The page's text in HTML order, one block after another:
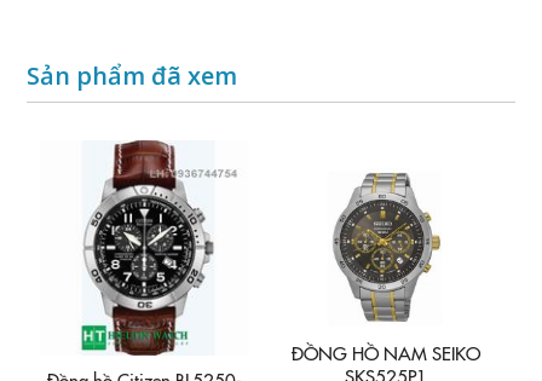
Sản phẩm đã xem
ĐỒNG HỒ NAM SEIKO
SKS525P1